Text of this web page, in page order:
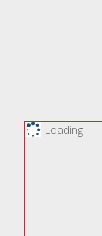
Loading...